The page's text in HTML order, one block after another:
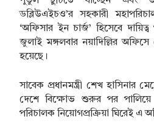
ডব্লিউএইচও’র সহকারী
‘অফিসার ইন চার্জ’ হিসেবে
জুলাই মঙ্গলবার নয়াদিল্লির
হয়েছে।
সাবেক প্রধানমন্ত্রী শেখ হাসিনার
দেশে বিক্ষোভ শুরুর পর
পরিচালক নিয়োগপ্রক্রিয়া ঘিরেই এ